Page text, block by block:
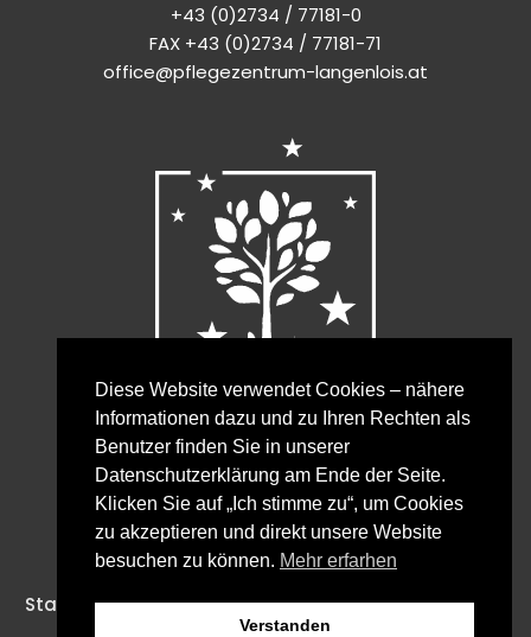
+43 (0)2734 / 77181-0
FAX +43 (0)2734 / 77181-71
office@pflegezentrum-langenlois.at
Bürozeiten Verwaltung:
Mo., Di., Do., Fr. von 8:00 bis 12:00 Uhr
Mi. von 8:00 bis 15:30 Uhr
Startseite Impressum & Datenschutz
Kontakt
Diese Website verwendet Cookies – nähere
Informationen dazu und zu Ihren Rechten als
Benutzer finden Sie in unserer
Datenschutzerklärung am Ende der Seite.
Klicken Sie auf „Ich stimme zu“, um Cookies
zu akzeptieren und direkt unsere Website
besuchen zu können. Mehr erfarhen
Verstanden